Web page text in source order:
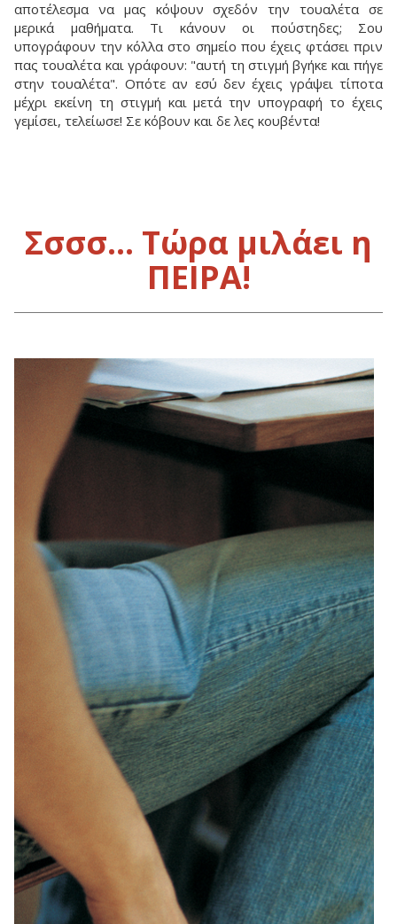
αποτέλεσμα να μας κόψουν σχεδόν την τουαλέτα σε
μερικά μαθήματα. Τι κάνουν οι πούστηδες; Σου
υπογράφουν την κόλλα στο σημείο που έχεις φτάσει πριν
πας τουαλέτα και γράφουν: "αυτή τη στιγμή βγήκε και πήγε
στην τουαλέτα". Οπότε αν εσύ δεν έχεις γράψει τίποτα
μέχρι εκείνη τη στιγμή και μετά την υπογραφή το έχεις
γεμίσει, τελείωσε! Σε κόβουν και δε λες κουβέντα!
Σσσσ... Τώρα μιλάει η
ΠΕΙΡΑ!